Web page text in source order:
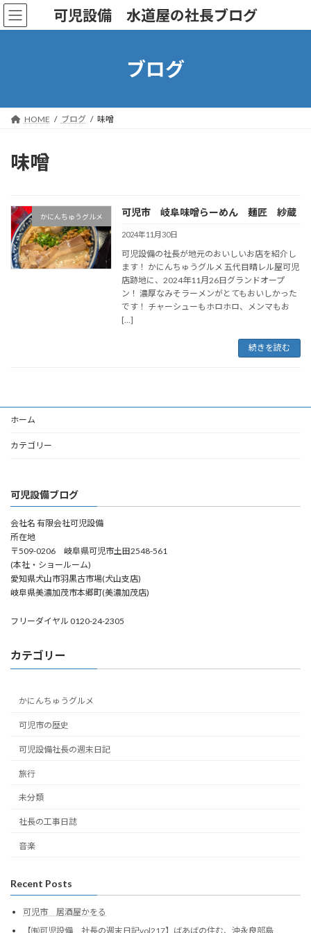
コ
ン
ナ
ビ
可児設備 水道屋の社長ブログ
ブログ
HOME ブログ 味噌
味噌
かにんちゅうグルメ 可児市 岐阜味噌らーめん 麺匠 紗蔵
2024年11月30日
可児設備の社長が地元のおいしいお店を紹介し
ます！ かにんちゅうグルメ 五代目晴レル屋可児
店跡地に、2024年11月26日グランドオープ
ン！ 濃厚なみそラーメンがとてもおいしかった
です！ チャーシューもホロホロ、メンマもお
[…]
続きを読む
ホーム
カテゴリー
可児設備ブログ
会社名 有限会社可児設備
所在地
〒509-0206 岐阜県可児市土田2548-561
(本社・ショールーム)
愛知県犬山市羽黒古市場(犬山支店)
岐阜県美濃加茂市本郷町(美濃加茂店)
フリーダイヤル 0120-24-2305
カテゴリー
かにんちゅうグルメ
可児市の歴史
可児設備社長の週末日記
旅行
未分類
社長の工事日誌
音楽
Recent Posts
可児市 居酒屋かをる
【㈲可児設備 社長の週末日記vol217】ばあばの住む、沖永良部島